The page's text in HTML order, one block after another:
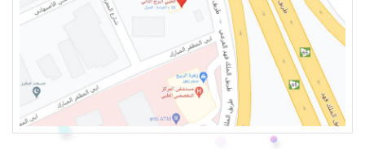
اعراض الماء الازرق بالعين